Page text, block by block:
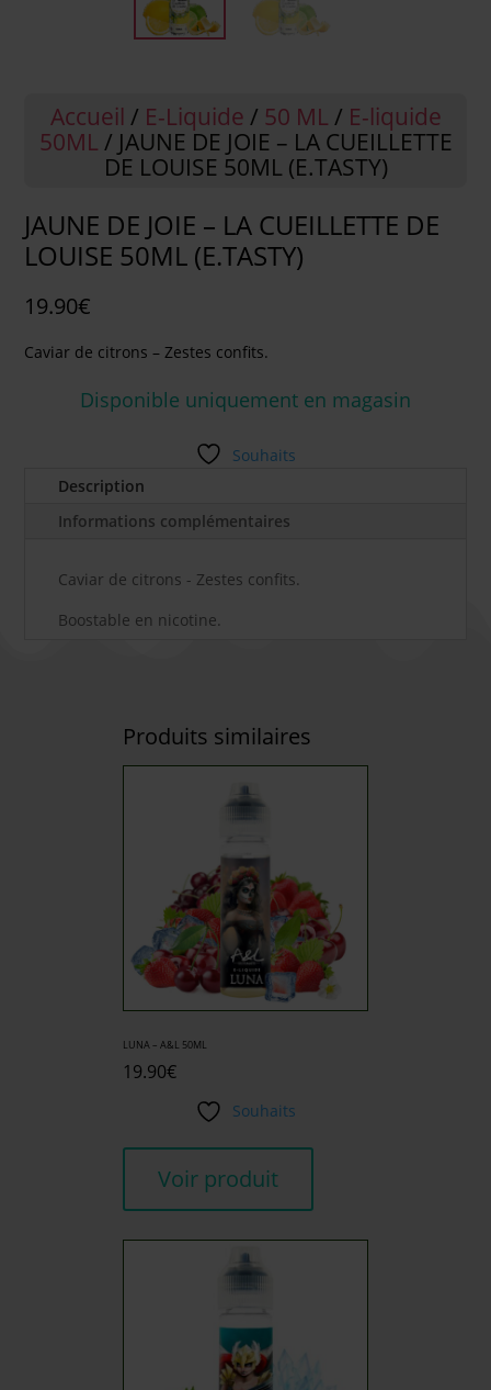
Accueil / E-Liquide / 50 ML / E-liquide
50ML / JAUNE DE JOIE – LA CUEILLETTE
DE LOUISE 50ML (E.TASTY)
JAUNE DE JOIE – LA CUEILLETTE DE
LOUISE 50ML (E.TASTY)
19.90€
Caviar de citrons – Zestes confits.
Disponible uniquement en magasin
Souhaits
Description
Informations complémentaires
Caviar de citrons - Zestes confits.
Boostable en nicotine.
Produits similaires
LUNA – A&L 50ML
19.90€
Souhaits
Voir produit